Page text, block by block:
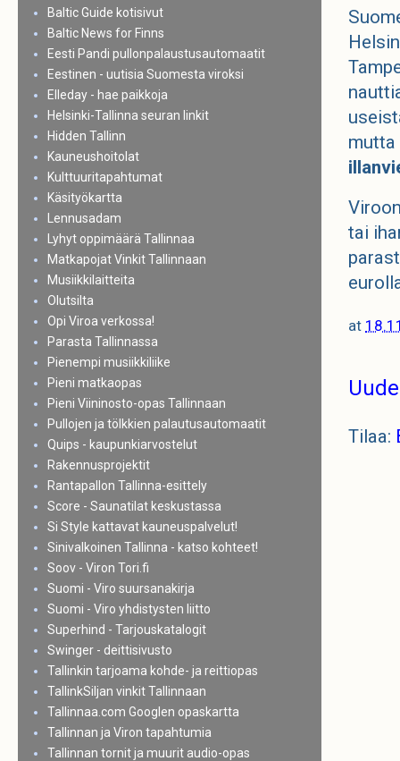
tai
at
Tilaa:
Baltic Guide kotisivut
Baltic News for Finns
Eesti Pandi pullonpalaustusautomaatit
Eestinen - uutisia Suomesta viroksi
Elleday - hae paikkoja
Helsinki-Tallinna seuran linkit
Hidden Tallinn
Kauneushoitolat
Kulttuuritapahtumat
Käsityökartta
Lennusadam
Lyhyt oppimäärä Tallinnaa
Matkapojat Vinkit Tallinnaan
Musiikkilaitteita
Olutsilta
Opi Viroa verkossa!
Parasta Tallinnassa
Pienempi musiikkiliike
Pieni matkaopas
Pieni Viininosto-opas Tallinnaan
Pullojen ja tölkkien palautusautomaatit
Quips - kaupunkiarvostelut
Rakennusprojektit
Rantapallon Tallinna-esittely
Score - Saunatilat keskustassa
Si Style kattavat kauneuspalvelut!
Sinivalkoinen Tallinna - katso kohteet!
Soov - Viron Tori.fi
Suomi - Viro suursanakirja
Suomi - Viro yhdistysten liitto
Superhind - Tarjouskatalogit
Swinger - deittisivusto
Tallinkin tarjoama kohde- ja reittiopas
TallinkSiljan vinkit Tallinnaan
Tallinnaa.com Googlen opaskartta
Tallinnan ja Viron tapahtumia
Tallinnan tornit ja muurit audio-opas